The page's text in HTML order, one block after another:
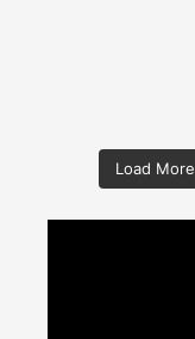
Load More